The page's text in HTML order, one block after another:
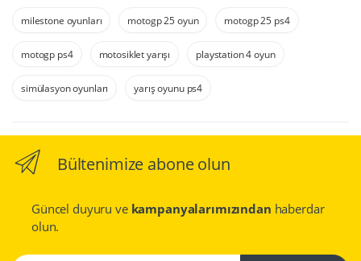
milestone oyunları motogp 25 oyun motogp 25 ps4
motogp ps4 motosiklet yarışı playstation 4 oyun
simülasyon oyunları yarış oyunu ps4
Bültenimize abone olun
Güncel duyuru ve kampanyalarımızından haberdar
olun.